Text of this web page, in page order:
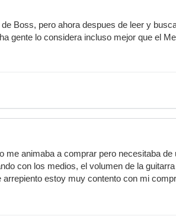
Boss, pero ahora despues de leer y
gente lo considera incluso mejor que el
me animaba a comprar pero necesitaba
con los medios, el volumen de la
estoy muy contento con mi